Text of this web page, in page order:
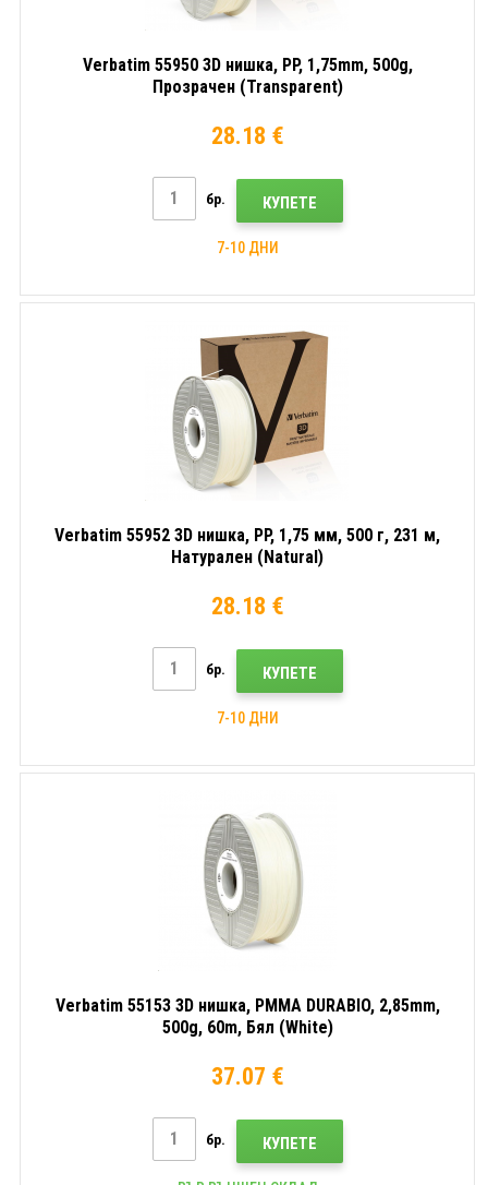
Verbatim 55950 3D нишка, PP, 1,75mm, 500g,
Прозрачен (Transparent)
28.18 €
бр. КУПЕТЕ
7-10 ДНИ
Verbatim 55952 3D нишка, PP, 1,75 мм, 500 г, 231 м,
Натурален (Natural)
28.18 €
бр. КУПЕТЕ
7-10 ДНИ
Verbatim 55153 3D нишка, PMMA DURABIO, 2,85mm,
500g, 60m, Бял (White)
37.07 €
бр. КУПЕТЕ